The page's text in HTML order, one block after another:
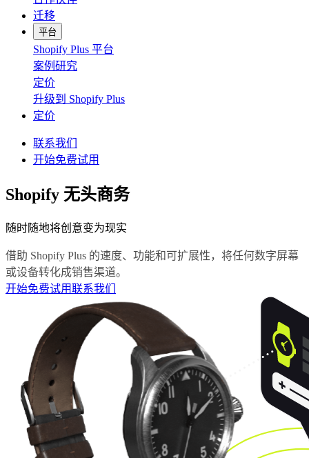
迁移
平台
Shopify Plus 平台
案例研究
定价
升级到 Shopify Plus
定价
联系我们
开始免费试用
Shopify 无头商务
随时随地将创意变为现实
借助 Shopify Plus 的速度、功能和可扩展性，将任何数字屏幕
或设备转化成销售渠道。
开始免费试用联系我们